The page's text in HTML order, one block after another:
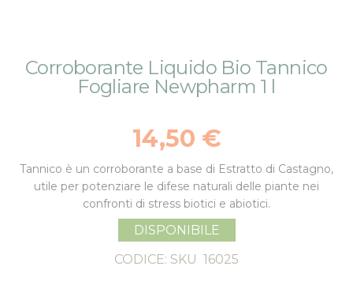
alla
all'inizio
Corroborante Liquido Bio Tannico
Fogliare Newpharm 1 l
14,50 €
Tannico è un corroborante a base di Estratto di Castagno,
utile per potenziare le difese naturali delle piante nei
confronti di stress biotici e abiotici.
DISPONIBILE
CODICE: SKU 16025